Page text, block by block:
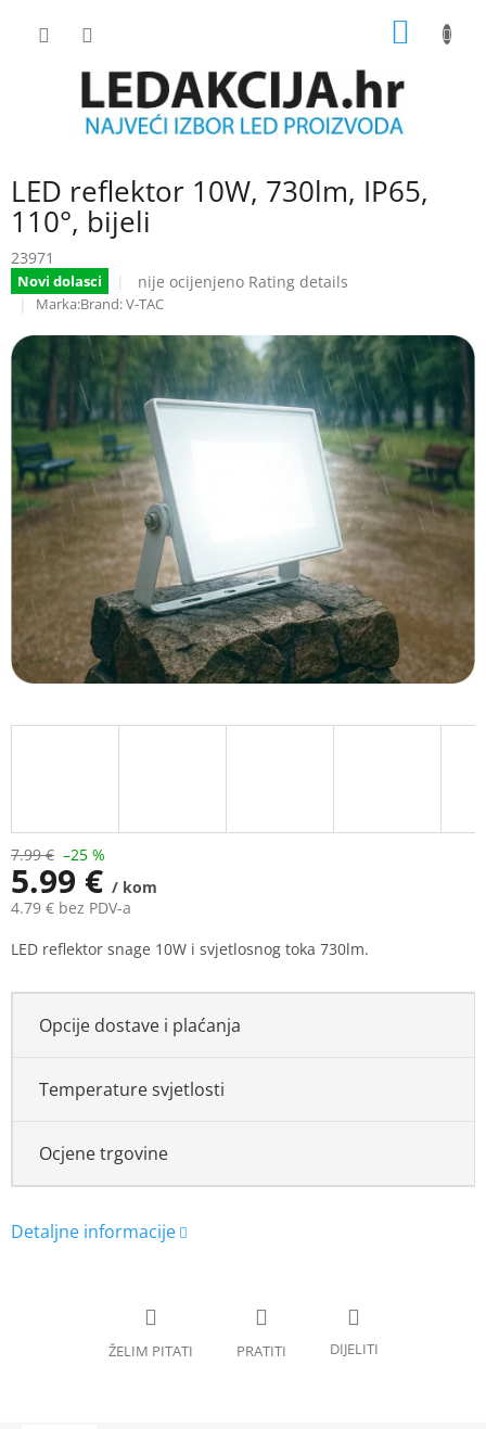
LED reflektor 10W, 730lm, IP65,
110°, bijeli
23971
Novi dolasci
The
average
rating
is
0.0
out
of
stars.
nije ocijenjeno Rating details
Brand:V-TAC
7.99 € –25 %
5.99 € / kom
4.79 € bez PDV-a
Measure
price:
LED reflektor snage 10W i svjetlosnog toka 730lm.
Opcije dostave i plaćanja
Temperature svjetlosti
Ocjene trgovine